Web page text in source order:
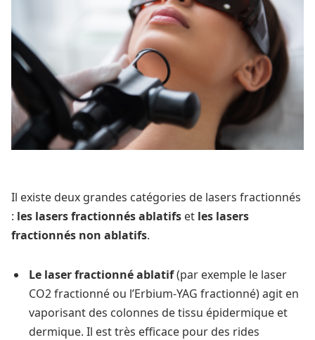
Il existe deux grandes catégories de lasers fractionnés
: les lasers fractionnés ablatifs et les lasers
fractionnés non ablatifs.
Le laser fractionné ablatif(par exemple le laser
CO2 fractionné ou l’Erbium-YAG fractionné) agit en
vaporisant des colonnes de tissu épidermique et
dermique. Il est très efficace pour des rides